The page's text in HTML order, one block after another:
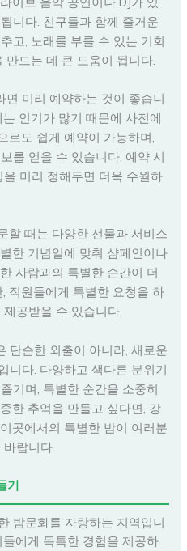
니다. 친구들과 함께 즐거운
고, 노래를 부를 수 있는 기회
드는 데 큰 도움이 됩니다.
미리 예약하는 것이 좋습니
인기가 많기 때문에 사전에
로도 쉽게 예약이 가능하며,
를 얻을 수 있습니다. 예약 시
미리 정해두면 더욱 수월하
할 때는 다양한 선물과 서비스
한 기념일에 맞춰 샴페인이나
사람과의 특별한 순간이 더
직원들에게 특별한 요청을 하
공받을 수 있습니다.
단순한 외출이 아니라, 새로운
니다. 다양하고 색다른 분위기
기며, 특별한 순간을 소중히
한 추억을 만들고 싶다면, 강
곳에서의 특별한 밤이 여러분
랍니다.
기
밤문화를 자랑하는 지역입니
에게 독특한 경험을 제공하